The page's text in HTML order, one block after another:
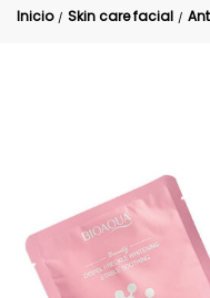
Inicio / Skin care facial /